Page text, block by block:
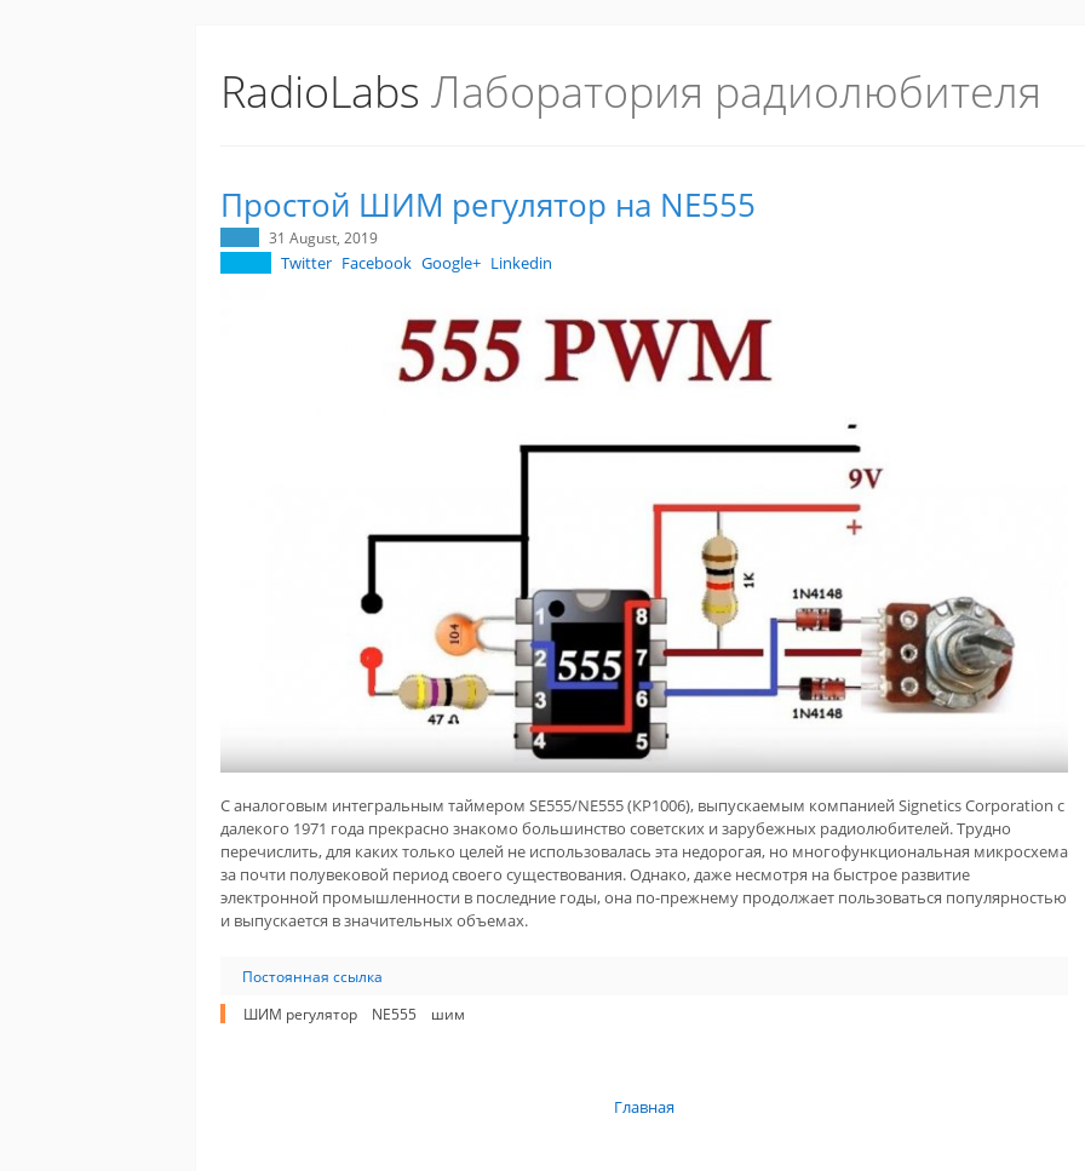
RadioLabs Лаборатория радиолюбителя
Простой ШИМ регулятор на NE555
31 August, 2019
Twitter Facebook Google+ Linkedin
С аналоговым интегральным таймером SE555/NE555 (КР1006), выпускаемым компанией Signetics Corporation с
далекого 1971 года прекрасно знакомо большинство советских и зарубежных радиолюбителей. Трудно
перечислить, для каких только целей не использовалась эта недорогая, но многофункциональная микросхема
за почти полувековой период своего существования. Однако, даже несмотря на быстрое развитие
электронной промышленности в последние годы, она по-прежнему продолжает пользоваться популярностью
и выпускается в значительных объемах.
Постоянная ссылка
ШИМ регулятор
NE555 шим
Главная